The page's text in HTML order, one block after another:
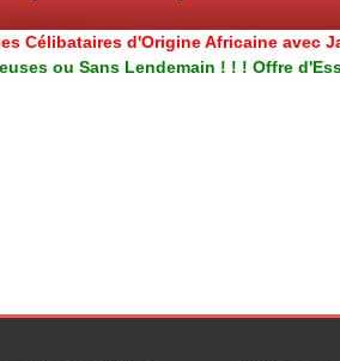
Célibataires d'Origine Africaine avec
ou Sans Lendemain ! ! ! Offre